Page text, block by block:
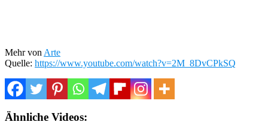
Mehr von Arte
Quelle: https://www.youtube.com/watch?v=2M_8DvCPkSQ
Ähnliche Videos: